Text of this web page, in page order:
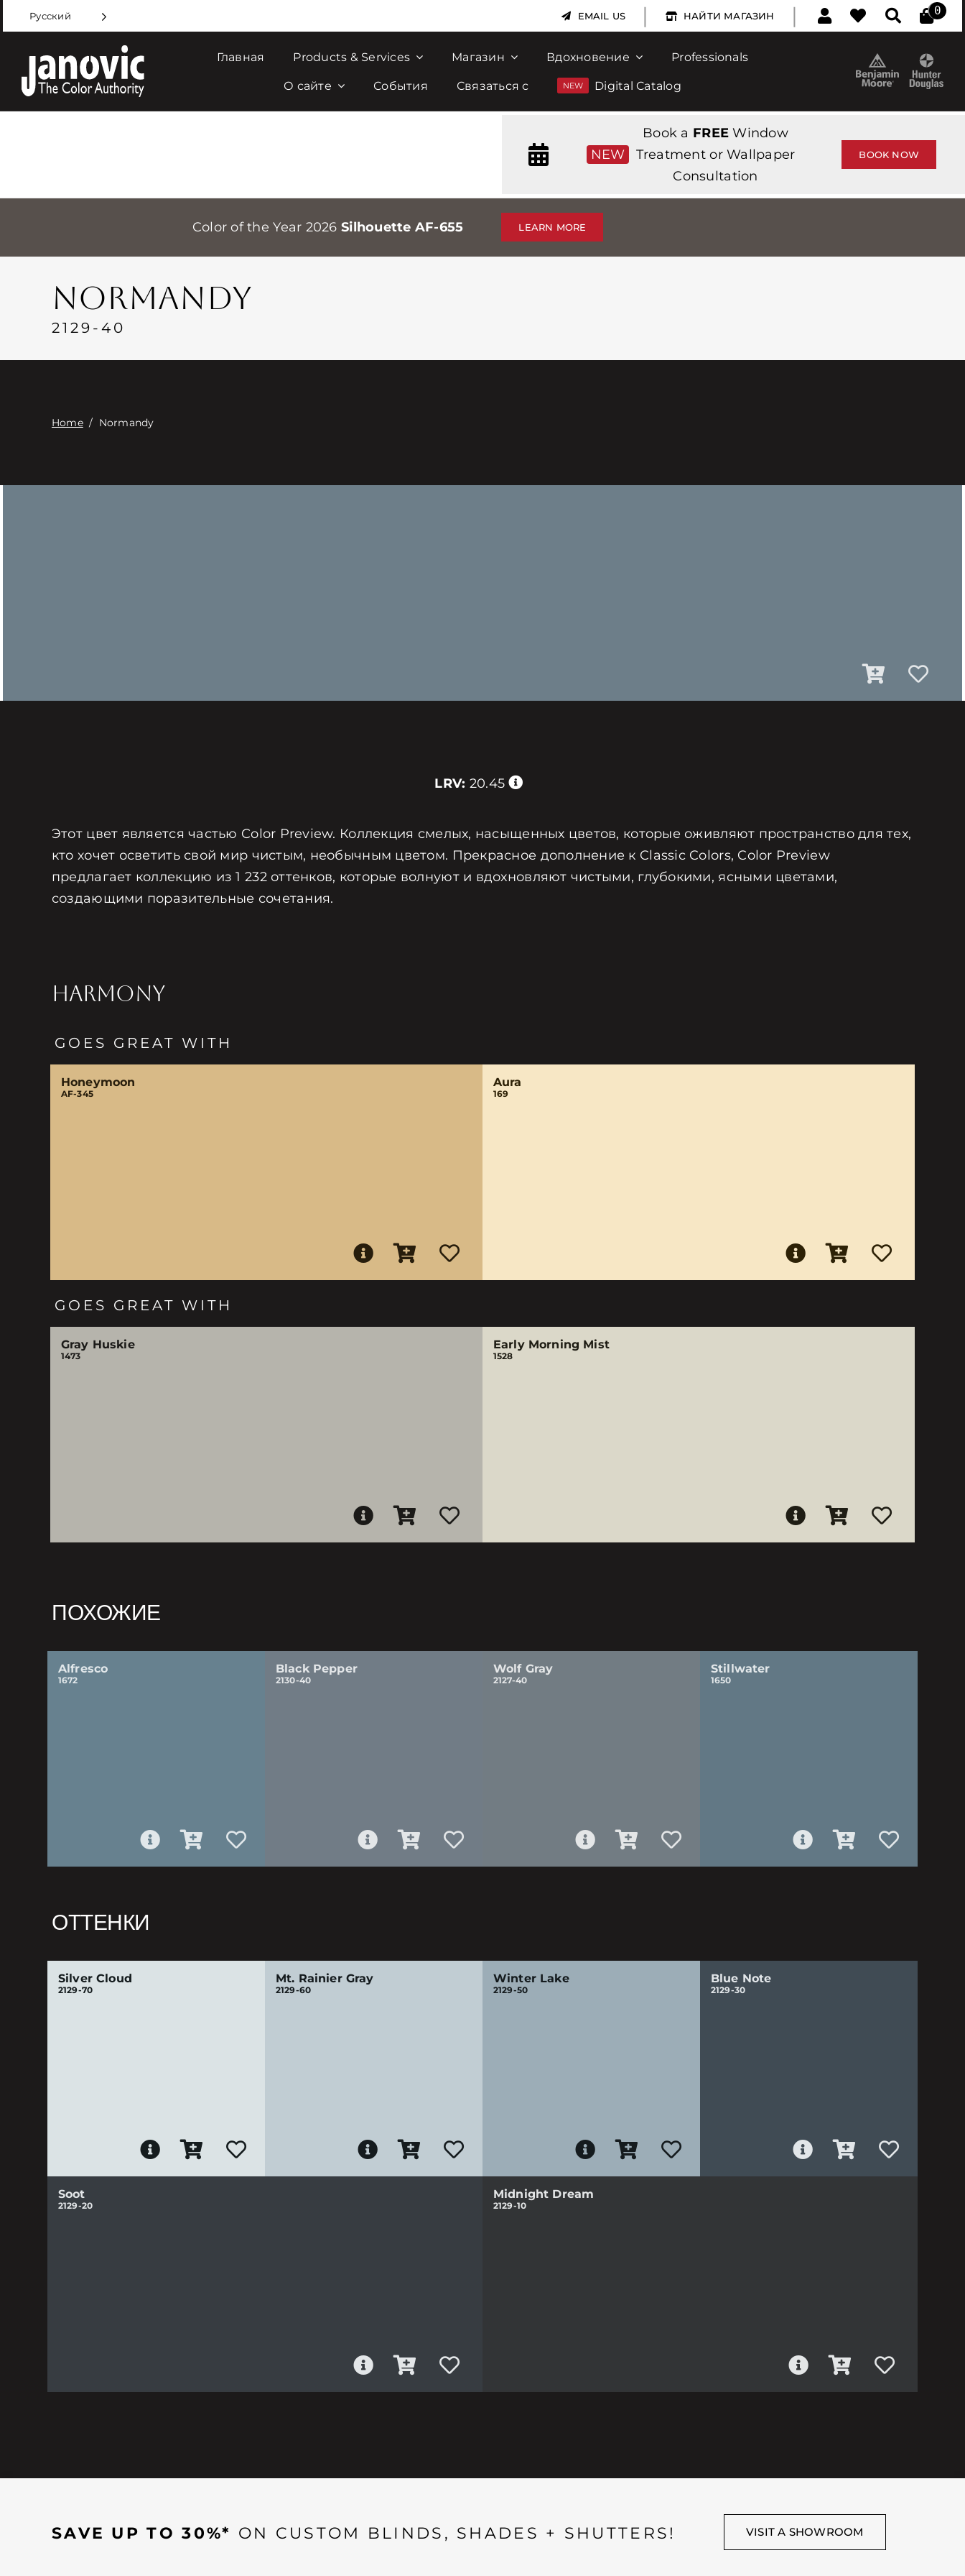
to
content
Русский EMAIL US | НАЙТИ МАГАЗИН | 0
Главная Products & Services Магазин Вдохновение Professionals
О сайте События Связаться с Digital Catalog
NEW
Book a FREE Window
Treatment or Wallpaper
Consultation
BOOK NOW
Color of the Year 2026 Silhouette AF-655 LEARN MORE
NORMANDY
2129-40
Home/ Normandy
LRV: 20.45
Этот цвет является частью Color Preview. Коллекция смелых, насыщенных цветов, которые оживляют пространство для тех,
кто хочет осветить свой мир чистым, необычным цветом. Прекрасное дополнение к Classic Colors, Color Preview
предлагает коллекцию из 1 232 оттенков, которые волнуют и вдохновляют чистыми, глубокими, ясными цветами,
создающими поразительные сочетания.
HARMONY
GOES GREAT WITH
Honeymoon
AF-345
Aura
169
GOES GREAT WITH
Gray Huskie
1473
Early Morning Mist
1528
ПОХОЖИЕ
Alfresco
1672
Black Pepper
2130-40
Wolf Gray
2127-40
Stillwater
1650
ОТТЕНКИ
Silver Cloud
2129-70
Mt. Rainier Gray
2129-60
Winter Lake
2129-50
Blue Note
2129-30
Soot
2129-20
Midnight Dream
2129-10
SAVE UP TO 30%* ON CUSTOM BLINDS, SHADES + SHUTTERS! VISIT A SHOWROOM